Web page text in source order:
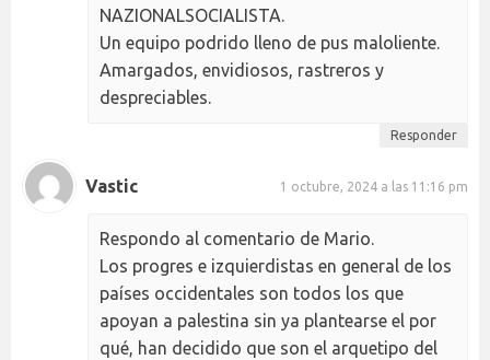
NAZIONALSOCIALISTA.
Un equipo podrido lleno de pus maloliente.
Amargados, envidiosos, rastreros y
despreciables.
Responder
Vastic 1 octubre, 2024 a las 11:16 pm
Respondo al comentario de Mario.
Los progres e izquierdistas en general de los
países occidentales son todos los que
apoyan a palestina sin ya plantearse el por
qué, han decidido que son el arquetipo del